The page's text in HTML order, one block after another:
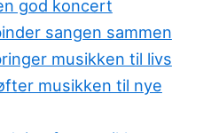
god koncert
sangen sammen
musikken til livs
musikken til nye